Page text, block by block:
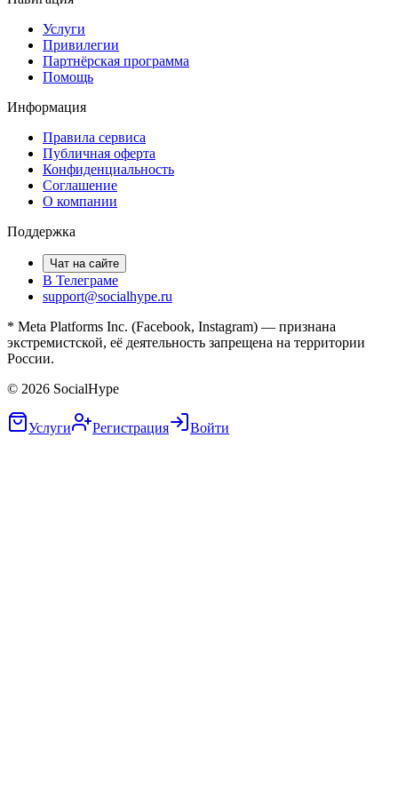
Услуги
Привилегии
Партнёрская программа
Помощь
Информация
Правила сервиса
Публичная оферта
Конфиденциальность
Соглашение
О компании
Поддержка
Чат на сайте
В Телеграме
support@socialhype.ru
* Meta Platforms Inc. (Facebook, Instagram) — признана
экстремистской, её деятельность запрещена на территории
России.
© 2026 SocialHype
Услуги Регистрация Войти